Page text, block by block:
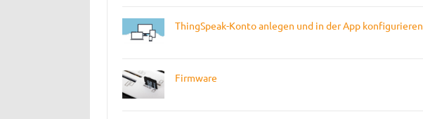
ThingSpeak-Konto anlegen und in der App konfigurieren
Firmware